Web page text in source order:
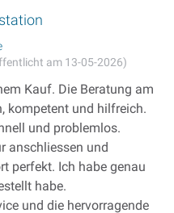
am 13-05-2026)
Kauf. Die Beratung am
kompetent und hilfreich.
und problemlos.
anschliessen und
perfekt. Ich habe genau
habe.
und die hervorragende